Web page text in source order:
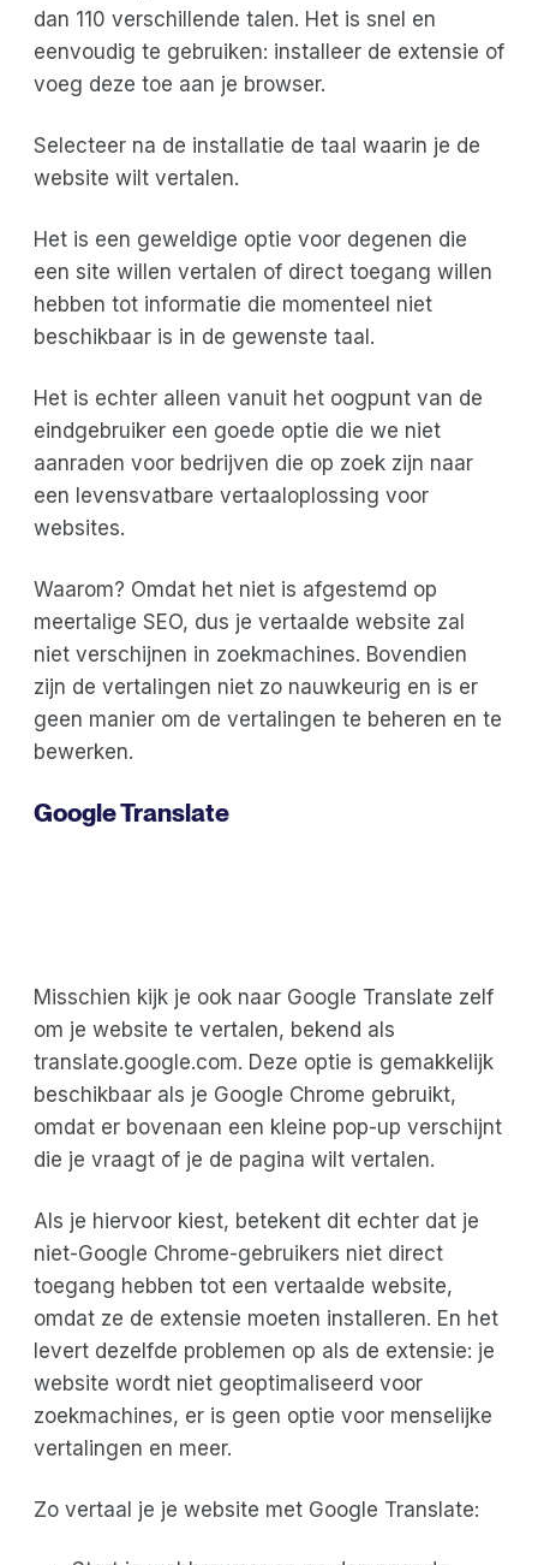
dan 110 verschillende talen. Het is snel en
eenvoudig te gebruiken: installeer de extensie of
voeg deze toe aan je browser.
Selecteer na de installatie de taal waarin je de
website wilt vertalen.
Het is een geweldige optie voor degenen die
een site willen vertalen of direct toegang willen
hebben tot informatie die momenteel niet
beschikbaar is in de gewenste taal.
Het is echter alleen vanuit het oogpunt van de
eindgebruiker een goede optie die we niet
aanraden voor bedrijven die op zoek zijn naar
een levensvatbare vertaaloplossing voor
websites.
Waarom? Omdat het niet is afgestemd op
meertalige SEO, dus je vertaalde website zal
niet verschijnen in zoekmachines. Bovendien
zijn de vertalingen niet zo nauwkeurig en is er
geen manier om de vertalingen te beheren en te
bewerken.
Google Translate
Misschien kijk je ook naar Google Translate zelf
om je website te vertalen, bekend als
translate.google.com. Deze optie is gemakkelijk
beschikbaar als je Google Chrome gebruikt,
omdat er bovenaan een kleine pop-up verschijnt
die je vraagt of je de pagina wilt vertalen.
Als je hiervoor kiest, betekent dit echter dat je
niet-Google Chrome-gebruikers niet direct
toegang hebben tot een vertaalde website,
omdat ze de extensie moeten installeren. En het
levert dezelfde problemen op als de extensie: je
website wordt niet geoptimaliseerd voor
zoekmachines, er is geen optie voor menselijke
vertalingen en meer.
Zo vertaal je je website met Google Translate: